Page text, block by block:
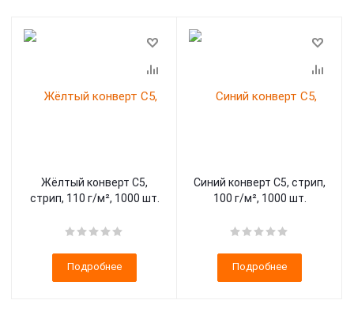
Жёлтый конверт С5,
стрип, 110 г/м², 1000 шт.
Подробнее
Синий конверт С5, стрип,
100 г/м², 1000 шт.
Подробнее